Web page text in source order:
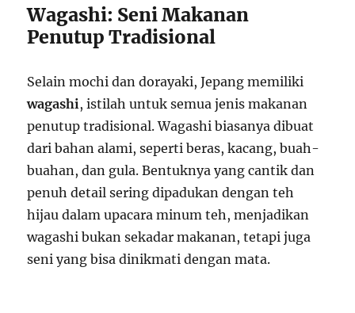
Wagashi: Seni Makanan
Penutup Tradisional
Selain mochi dan dorayaki, Jepang memiliki
wagashi, istilah untuk semua jenis makanan
penutup tradisional. Wagashi biasanya dibuat
dari bahan alami, seperti beras, kacang, buah-
buahan, dan gula. Bentuknya yang cantik dan
penuh detail sering dipadukan dengan teh
hijau dalam upacara minum teh, menjadikan
wagashi bukan sekadar makanan, tetapi juga
seni yang bisa dinikmati dengan mata.